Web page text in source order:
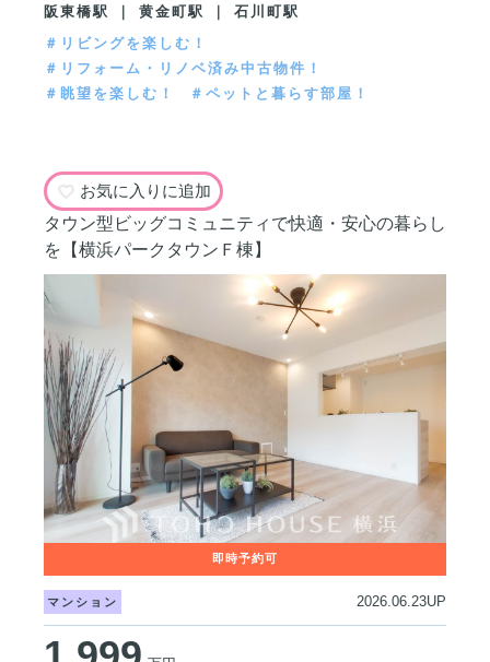
阪東橋駅 ｜ 黄金町駅 ｜ 石川町駅
＃リビングを楽しむ！
＃リフォーム・リノベ済み中古物件！
＃眺望を楽しむ！
＃ペットと暮らす部屋！
お気に入りに追加
タウン型ビッグコミュニティで快適・安心の暮らし
を【横浜パークタウンＦ棟】
マンション 2026.06.23UP